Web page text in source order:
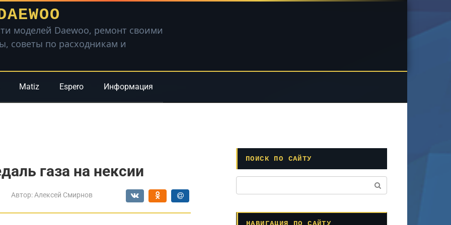
моделей Daewoo, ремонт своими
советы по расходникам и
Matiz Espero Информация
газа на нексии
Автор: Алексей Смирнов
ПОИСК ПО САЙТУ